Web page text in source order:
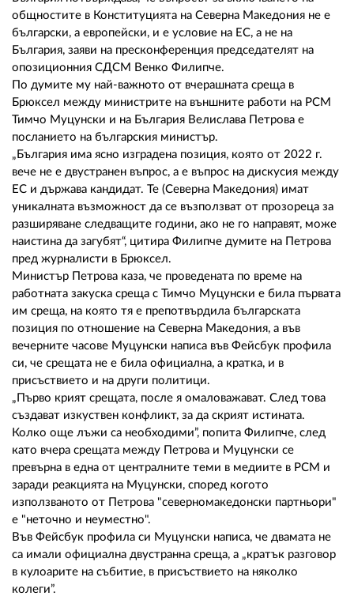
общностите в Конституцията на Северна Македония не е
български, а европейски, и е условие на ЕС, а не на
България, заяви на пресконференция председателят на
опозиционния СДСМ Венко Филипче.
По думите му най-важното от вчерашната среща в
Брюксел между министрите на външните работи на РСМ
Тимчо Муцунски и на България Велислава Петрова е
посланието на българския министър.
„България има ясно изградена позиция, която от 2022 г.
вече не е двустранен въпрос, а е въпрос на дискусия между
ЕС и държава кандидат. Те (Северна Македония) имат
уникалната възможност да се възползват от прозореца за
разширяване следващите години, ако не го направят, може
наистина да загубят“, цитира Филипче думите на Петрова
пред журналисти в Брюксел.
Министър Петрова каза, че проведената по време на
работната закуска среща с Тимчо Муцунски е била първата
им среща, на която тя е препотвърдила българската
позиция по отношение на Северна Македония, а във
вечерните часове Муцунски написа във Фейсбук профила
си, че срещата не е била официална, а кратка, и в
присъствието и на други политици.
„Първо крият срещата, после я омаловажават. След това
създават изкуствен конфликт, за да скрият истината.
Колко още лъжи са необходими”, попита Филипче, след
като вчера срещата между Петрова и Муцунски се
превърна в една от централните теми в медиите в РСМ и
заради реакцията на Муцунски, според когото
използваното от Петрова "северномакедонски партньори"
е "неточно и неуместно".
Във Фейсбук профила си Муцунски написа, че двамата не
са имали официална двустранна среща, а „кратък разговор
в кулоарите на събитие, в присъствието на няколко
колеги”.